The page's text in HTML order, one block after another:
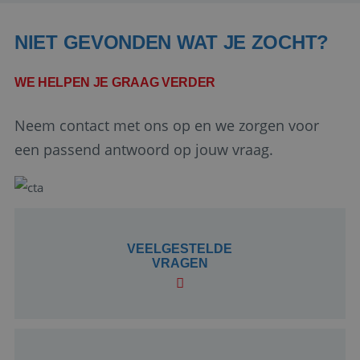
NIET GEVONDEN WAT JE ZOCHT?
WE HELPEN JE GRAAG VERDER
Neem contact met ons op en we zorgen voor
een passend antwoord op jouw vraag.
VEELGESTELDE
VRAGEN
Corporation
.linkedin.com
Google Privacy Policy